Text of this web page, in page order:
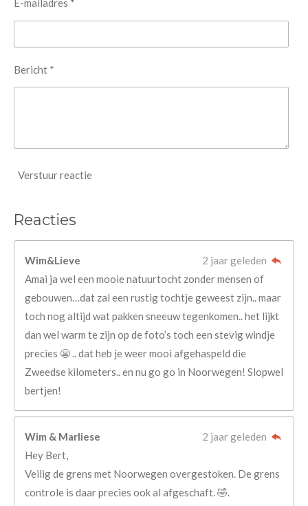
E-mailadres *
Bericht *
Verstuur reactie
Reacties
Wim&Lieve
2 jaar geleden
Amai ja wel een mooie natuurtocht zonder mensen of
gebouwen…dat zal een rustig tochtje geweest zijn.. maar
toch nog altijd wat pakken sneeuw tegenkomen.. het lijkt
dan wel warm te zijn op de foto’s toch een stevig windje
precies 😬 .. dat heb je weer mooi afgehaspeld die
Zweedse kilometers.. en nu go go in Noorwegen! Slopwel
bertjen!
Wim & Marliese
2 jaar geleden
Hey Bert,
Veilig de grens met Noorwegen overgestoken. De grens
controle is daar precies ook al afgeschaft. 🤣.